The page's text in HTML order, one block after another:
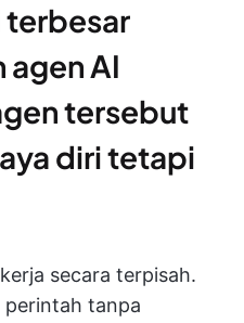
terbesar
agen AI
tersebut
diri tetapi
secara terpisah.
perintah tanpa